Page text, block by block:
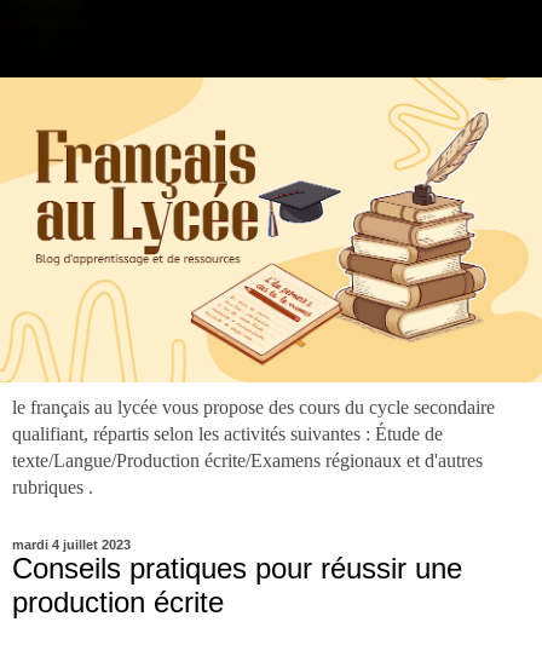
le français au lycée vous propose des cours du cycle secondaire
qualifiant, répartis selon les activités suivantes : Étude de
texte/Langue/Production écrite/Examens régionaux et d'autres
rubriques .
mardi 4 juillet 2023
Conseils pratiques pour réussir une
production écrite